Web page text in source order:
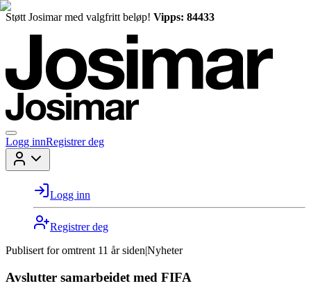
Støtt Josimar med valgfritt beløp! Vipps: 84433
Logg innRegistrer deg
Logg inn
Registrer deg
Publisert for omtrent 11 år siden|Nyheter
Avslutter samarbeidet med FIFA